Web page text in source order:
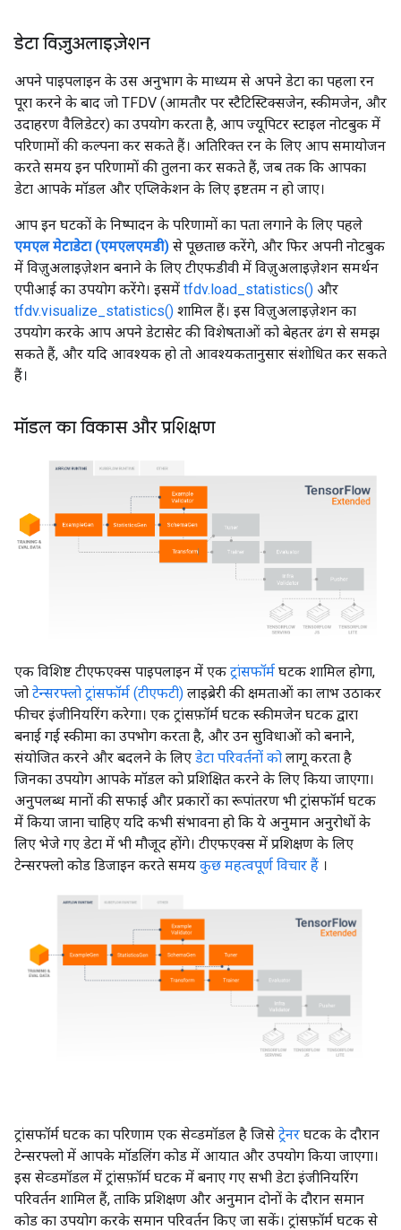
डेटा विज़ुअलाइज़ेशन
अपने पाइपलाइन के उस अनुभाग के माध्यम से अपने डेटा का पहला रन
पूरा करने के बाद जो TFDV (आमतौर पर स्टैटिस्टिक्सजेन, स्कीमजेन, और
उदाहरण वैलिडेटर) का उपयोग करता है, आप ज्यूपिटर स्टाइल नोटबुक में
परिणामों की कल्पना कर सकते हैं। अतिरिक्त रन के लिए आप समायोजन
करते समय इन परिणामों की तुलना कर सकते हैं, जब तक कि आपका
डेटा आपके मॉडल और एप्लिकेशन के लिए इष्टतम न हो जाए।
आप इन घटकों के निष्पादन के परिणामों का पता लगाने के लिए पहले
एमएल मेटाडेटा (एमएलएमडी) से पूछताछ करेंगे, और फिर अपनी नोटबुक
में विज़ुअलाइज़ेशन बनाने के लिए टीएफडीवी में विज़ुअलाइज़ेशन समर्थन
एपीआई का उपयोग करेंगे। इसमें tfdv.load_statistics() और
tfdv.visualize_statistics() शामिल हैं। इस विज़ुअलाइज़ेशन का
उपयोग करके आप अपने डेटासेट की विशेषताओं को बेहतर ढंग से समझ
सकते हैं, और यदि आवश्यक हो तो आवश्यकतानुसार संशोधित कर सकते
हैं।
मॉडल का विकास और प्रशिक्षण
एक विशिष्ट टीएफएक्स पाइपलाइन में एक ट्रांसफॉर्म घटक शामिल होगा,
जो टेन्सरफ्लो ट्रांसफॉर्म (टीएफटी) लाइब्रेरी की क्षमताओं का लाभ उठाकर
फीचर इंजीनियरिंग करेगा। एक ट्रांसफ़ॉर्म घटक स्कीमजेन घटक द्वारा
बनाई गई स्कीमा का उपभोग करता है, और उन सुविधाओं को बनाने,
संयोजित करने और बदलने के लिए डेटा परिवर्तनों को लागू करता है
जिनका उपयोग आपके मॉडल को प्रशिक्षित करने के लिए किया जाएगा।
अनुपलब्ध मानों की सफाई और प्रकारों का रूपांतरण भी ट्रांसफॉर्म घटक
में किया जाना चाहिए यदि कभी संभावना हो कि ये अनुमान अनुरोधों के
लिए भेजे गए डेटा में भी मौजूद होंगे। टीएफएक्स में प्रशिक्षण के लिए
टेन्सरफ्लो कोड डिजाइन करते समय कुछ महत्वपूर्ण विचार हैं ।
ट्रांसफॉर्म घटक का परिणाम एक सेव्डमॉडल है जिसे ट्रेनर घटक के दौरान
टेन्सरफ्लो में आपके मॉडलिंग कोड में आयात और उपयोग किया जाएगा।
इस सेव्डमॉडल में ट्रांसफ़ॉर्म घटक में बनाए गए सभी डेटा इंजीनियरिंग
परिवर्तन शामिल हैं, ताकि प्रशिक्षण और अनुमान दोनों के दौरान समान
कोड का उपयोग करके समान परिवर्तन किए जा सकें। ट्रांसफ़ॉर्म घटक से